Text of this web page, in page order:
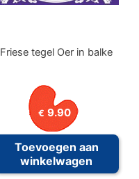
Friese tegel Oer in balke
€ 9.90
Toevoegen aan
winkelwagen